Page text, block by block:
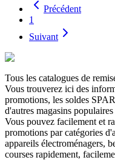
Précédent
1
Suivant
Tous les catalogues de
Vous trouverez ici des
promotions, les soldes
d'autres magasins
Vous pouvez facilement et
promotions par catégories
appareils électroménagers,
courses rapidement,